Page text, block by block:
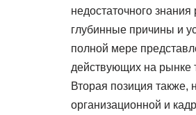
недостаточного
глубинные причины и
полной мере
действующих на рынке
Вторая позиция
организационной и